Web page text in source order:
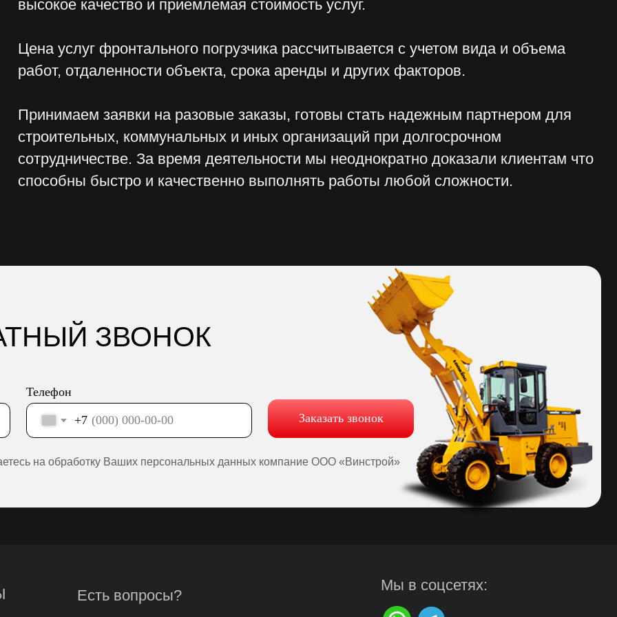
ЗВОНОК
+7 Заказать звонок
Москва, Профсоюзная 57, помещение 602
Мы в соцсетях:
+7 926 214-98-21
Есть вопросы?